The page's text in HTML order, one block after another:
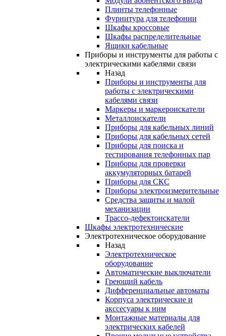
Плинты телефонные
Фурнитура для телефонии
Шкафы кроссовые
Шкафы распределительные
Ящики кабельные
Приборы и инструменты для работы с
электрическими кабелями связи
Назад
Приборы и инструменты для
работы с электрическими
кабелями связи
Маркеры и маркероискатели
Металлоискатели
Приборы для кабельных линий
Приборы для кабельных сетей
Приборы для поиска и
тестирования телефонных пар
Приборы для проверки
аккумуляторных батарей
Приборы для СКС
Приборы электроизмерительные
Средства защиты и малой
механизации
Трассо-дефектоискатели
Шкафы электротехнические
Электротехническое оборудование
Назад
Электротехническое
оборудование
Автоматические выключатели
Греющий кабель
Дифференциальные автоматы
Корпуса электрические и
акссесуары к ним
Монтажные материалы для
электрических кабелей